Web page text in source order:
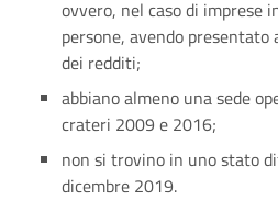
ovvero, nel caso di imprese
persone, avendo
dei redditi;
abbiano almeno una sede
crateri 2009 e 2016;
non si trovino in uno stato
dicembre 2019.